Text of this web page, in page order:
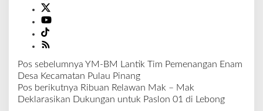
N
a
v
Pos sebelumnya YM-BM Lantik Tim Pemenangan Enam
Desa Kecamatan Pulau Pinang
Pos berikutnya Ribuan Relawan Mak – Mak
Deklarasikan Dukungan untuk Paslon 01 di Lebong